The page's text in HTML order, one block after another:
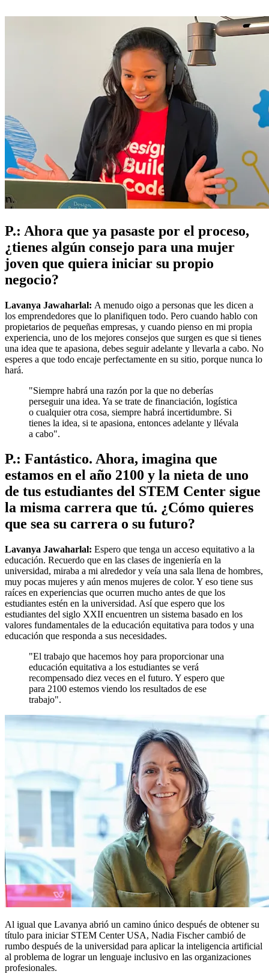
P.: Ahora que ya pasaste por el proceso,
¿tienes algún consejo para una mujer
joven que quiera iniciar su propio
negocio?
Lavanya Jawaharlal: A menudo oigo a personas que les dicen a
los emprendedores que lo planifiquen todo. Pero cuando hablo con
propietarios de pequeñas empresas, y cuando pienso en mi propia
experiencia, uno de los mejores consejos que surgen es que si tienes
una idea que te apasiona, debes seguir adelante y llevarla a cabo. No
esperes a que todo encaje perfectamente en su sitio, porque nunca lo
hará.
"Siempre habrá una razón por la que no deberías
perseguir una idea. Ya se trate de financiación, logística
o cualquier otra cosa, siempre habrá incertidumbre. Si
tienes la idea, si te apasiona, entonces adelante y llévala
a cabo".
P.: Fantástico. Ahora, imagina que
estamos en el año 2100 y la nieta de uno
de tus estudiantes del STEM Center sigue
la misma carrera que tú. ¿Cómo quieres
que sea su carrera o su futuro?
Lavanya Jawaharlal: Espero que tenga un acceso equitativo a la
educación. Recuerdo que en las clases de ingeniería en la
universidad, miraba a mi alrededor y veía una sala llena de hombres,
muy pocas mujeres y aún menos mujeres de color. Y eso tiene sus
raíces en experiencias que ocurren mucho antes de que los
estudiantes estén en la universidad. Así que espero que los
estudiantes del siglo XXII encuentren un sistema basado en los
valores fundamentales de la educación equitativa para todos y una
educación que responda a sus necesidades.
"El trabajo que hacemos hoy para proporcionar una
educación equitativa a los estudiantes se verá
recompensado diez veces en el futuro. Y espero que
para 2100 estemos viendo los resultados de ese
trabajo".
Al igual que Lavanya abrió un camino único después de obtener su
título para iniciar STEM Center USA, Nadia Fischer cambió de
rumbo después de la universidad para aplicar la inteligencia artificial
al problema de lograr un lenguaje inclusivo en las organizaciones
profesionales.